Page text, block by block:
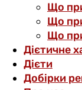
Що
Що
Що
Дієтичне
Дієти
Добірки